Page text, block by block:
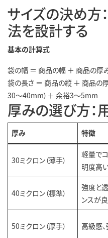
サイズの決め方
法を設計する
基本の計算式
袋の幅 ＝ 商品の幅 ＋ 商品の厚
袋の長さ ＝ 商品の縦 ＋ 商品の
30〜40mm）＋ 余裕3〜5mm
厚みの選び方：
厚み 特徴
30ミクロン（薄手）
軽量で
明度高
40ミクロン（標準）
強度と
ンスが
50ミクロン（厚手） 高級感